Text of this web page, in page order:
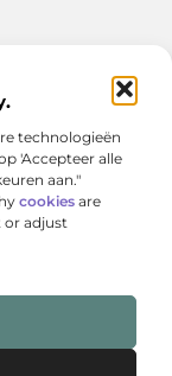
technologieën
'Accepteer alle
aan."
cookies are
or adjust